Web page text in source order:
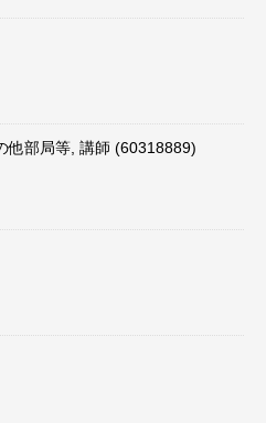
他部局等, 講師 (60318889)